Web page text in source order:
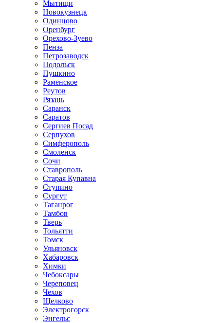
Мытищи
Новокузнецк
Одинцово
Оренбург
Орехово-Зуево
Пенза
Петрозаводск
Подольск
Пушкино
Раменское
Реутов
Рязань
Саранск
Саратов
Сергиев Посад
Серпухов
Симферополь
Смоленск
Сочи
Ставрополь
Старая Купавна
Ступино
Сургут
Таганрог
Тамбов
Тверь
Тольятти
Томск
Ульяновск
Хабаровск
Химки
Чебоксары
Череповец
Чехов
Щелково
Электрогорск
Энгельс